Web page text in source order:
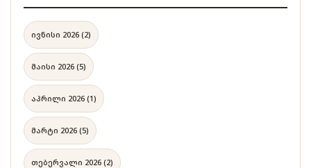
ივნისი 2026 (2)
მაისი 2026 (5)
აპრილი 2026 (1)
მარტი 2026 (5)
თებერვალი 2026 (2)